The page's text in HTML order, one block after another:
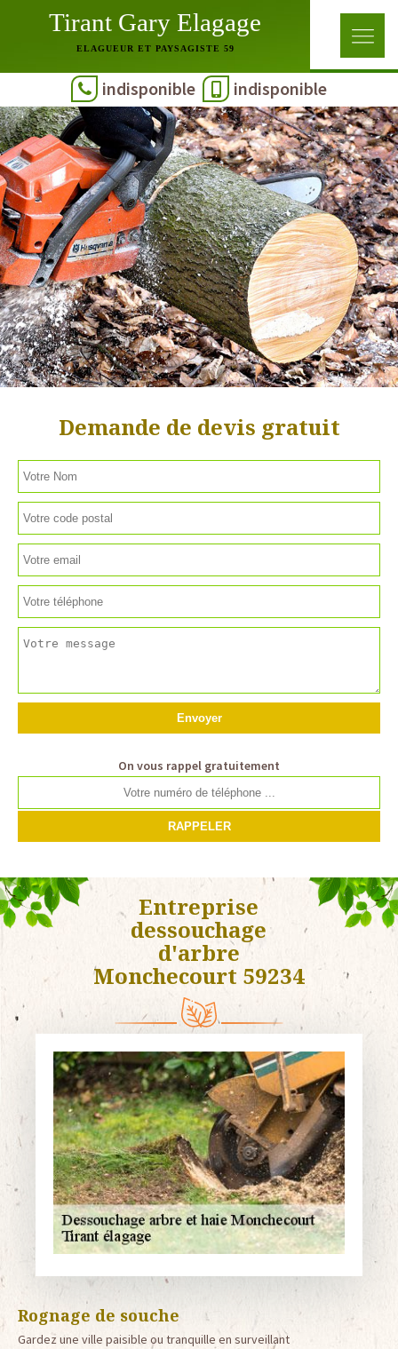
Tirant Gary Elagage
ELAGUEUR ET PAYSAGISTE 59
indisponible indisponible
Demande de devis gratuit
On vous rappel gratuitement
Entreprise
dessouchage
d'arbre
Monchecourt 59234
Rognage de souche
Gardez une ville paisible ou tranquille en surveillant